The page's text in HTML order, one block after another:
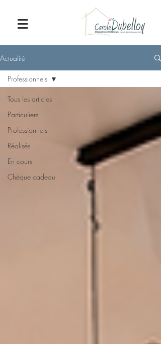
Actualité
Tous les articles
Particuliers
Professionnels
Réalisés
En cours
Chèque cadeau
Professionnels